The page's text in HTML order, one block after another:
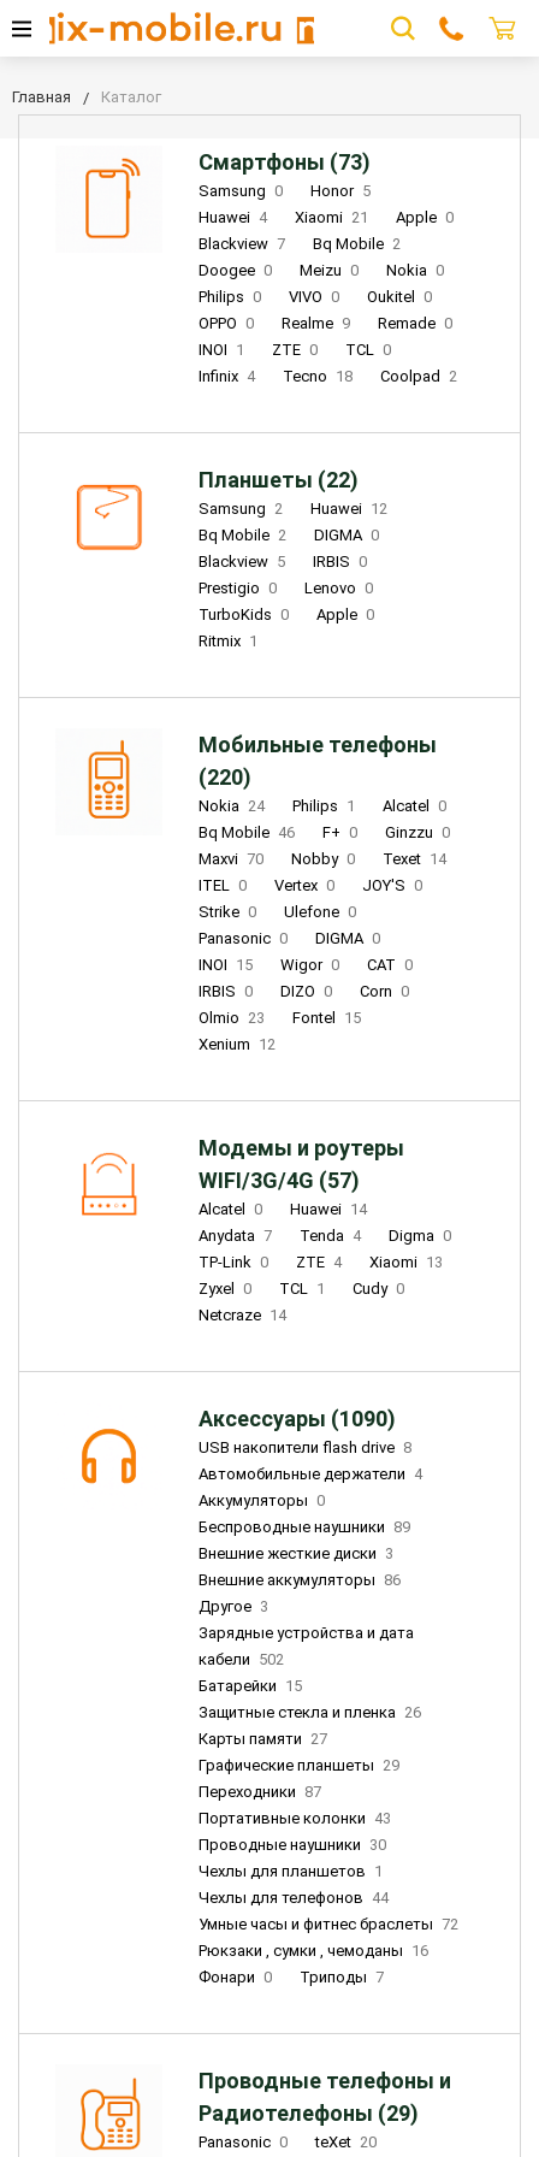
Главная Каталог
Смартфоны (73)
Samsung 0 Honor 5
Huawei 4 Xiaomi 21 Apple 0
Blackview 7 Bq Mobile 2
Doogee 0 Meizu 0 Nokia 0
Philips 0 VIVO 0 Oukitel
0
OPPO 0 Realme 9 Remade 0
INOI 1 ZTE 0 TCL 0
Infinix 4 Tecno 18 Coolpad 2
Планшеты (22)
Samsung 2 Huawei 12
Bq Mobile 2 DIGMA 0
Blackview 5 IRBIS 0
Prestigio 0 Lenovo 0
TurboKids 0 Apple 0
Ritmix 1
Мобильные телефоны
(220)
Nokia 24 Philips 1 Alcatel
0
Bq Mobile 46 F+ 0 Ginzzu 0
Maxvi 70 Nobby 0 Texet 14
ITEL 0 Vertex 0 JOY'S 0
Strike 0 Ulefone 0
Panasonic 0 DIGMA 0
INOI 15 Wigor 0 CAT 0
IRBIS 0 DIZO 0 Corn 0
Olmio 23 Fontel
15
Xenium 12
Модемы и роутеры
WIFI/3G/4G (57)
Alcatel 0 Huawei 14
Anydata 7 Tenda 4 Digma 0
TP-Link 0 ZTE 4 Xiaomi 13
Zyxel
0 TCL 1 Cudy 0
Netcraze 14
Аксессуары (1090)
USB накопители flash drive 8
Автомобильные держатели 4
Аккумуляторы 0
Беспроводные наушники 89
Внешние жесткие диски 3
Внешние аккумуляторы 86
Другое 3
Зарядные устройства и дата
кабели 502
Батарейки 15
Защитные стекла и пленка 26
Карты памяти 27
Графические планшеты 29
Переходники 87
Портативные колонки 43
Проводные наушники 30
Чехлы для планшетов 1
Чехлы для телефонов 44
Умные часы и фитнес браслеты 72
Рюкзаки , сумки , чемоданы 16
Фонари 0 Триподы 7
Проводные телефоны и
Радиотелефоны (29)
Panasonic 0 teXet 20